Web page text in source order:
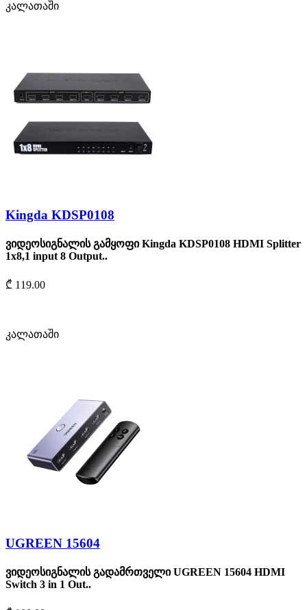
კალათაში
Kingda KDSP0108
ვიდეოსიგნალის გამყოფი Kingda KDSP0108 HDMI Splitter
1x8,1 input 8 Output..
₾ 119.00
კალათაში
UGREEN 15604
ვიდეოსიგნალის გადამრთველი UGREEN 15604 HDMI
Switch 3 in 1 Out..